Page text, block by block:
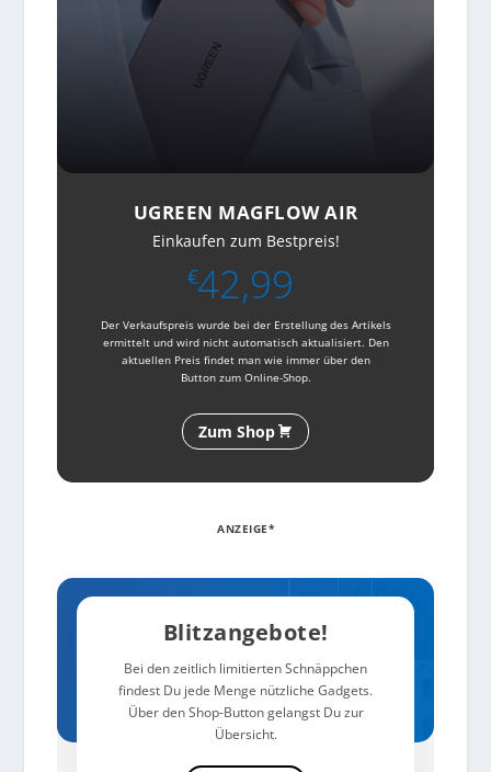
UGREEN MAGFLOW AIR
Einkaufen zum Bestpreis!
€42,99
Der Verkaufspreis wurde bei der Erstellung des Artikels
ermittelt und wird nicht automatisch aktualisiert. Den
aktuellen Preis findet man wie immer über den
Button zum Online-Shop.
Zum Shop
ANZEIGE*
Blitzangebote!
Bei den zeitlich limitierten Schnäppchen
findest Du jede Menge nützliche Gadgets.
Über den Shop-Button gelangst Du zur
Übersicht.